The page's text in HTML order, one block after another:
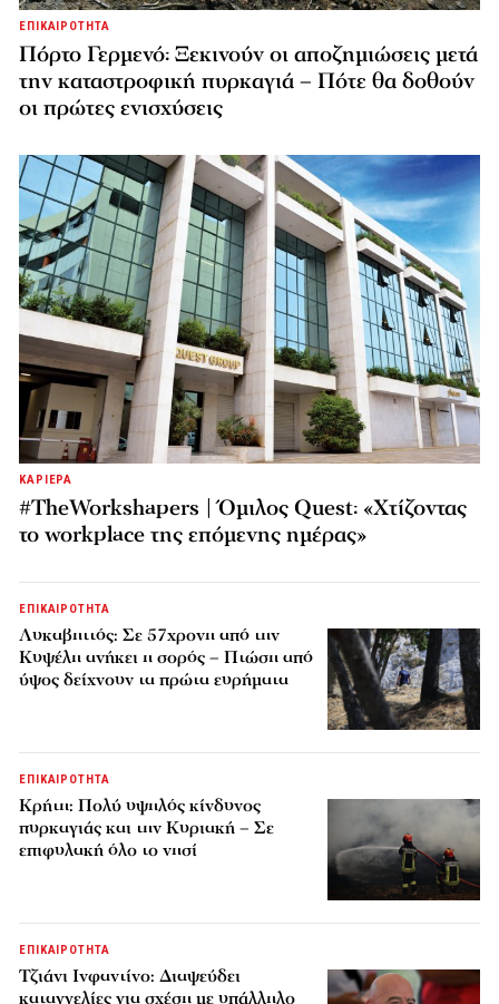
ΕΠΙΚΑΙΡΟΤΗΤΑ
Πόρτο Γερμενό: Ξεκινούν οι αποζημιώσεις μετά
την καταστροφική πυρκαγιά – Πότε θα δοθούν
οι πρώτες ενισχύσεις
ΚΑΡΙΕΡΑ
#TheWorkshapers | Όμιλος Quest: «Χτίζοντας
το workplace της επόμενης ημέρας»
ΕΠΙΚΑΙΡΟΤΗΤΑ
Λυκαβηττός: Σε 57χρονη από την
Κυψέλη ανήκει η σορός – Πτώση από
ύψος δείχνουν τα πρώτα ευρήματα
ΕΠΙΚΑΙΡΟΤΗΤΑ
Κρήτη: Πολύ υψηλός κίνδυνος
πυρκαγιάς και την Κυριακή – Σε
επιφυλακή όλο το νησί
ΕΠΙΚΑΙΡΟΤΗΤΑ
Τζιάνι Ινφαντίνο: Διαψεύδει
καταγγελίες για σχέση με υπάλληλο